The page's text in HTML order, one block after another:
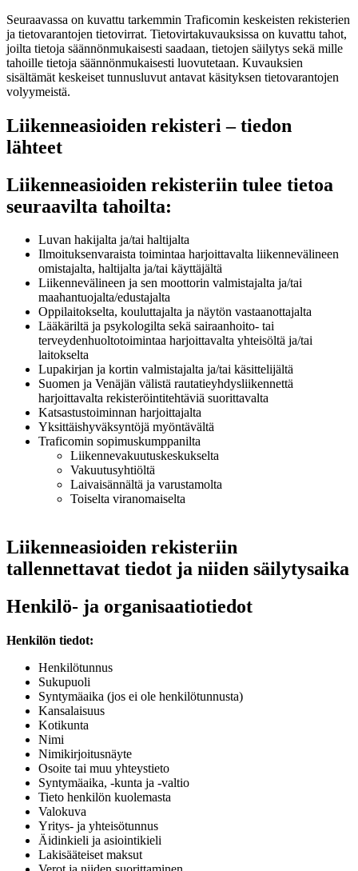
Seuraavassa on kuvattu tarkemmin Traficomin keskeisten rekisterien
ja tietovarantojen tietovirrat. Tietovirtakuvauksissa on kuvattu tahot,
joilta tietoja säännönmukaisesti saadaan, tietojen säilytys sekä mille
tahoille tietoja säännönmukaisesti luovutetaan. Kuvauksien
sisältämät keskeiset tunnusluvut antavat käsityksen tietovarantojen
volyymeistä.
Liikenneasioiden rekisteri – tiedon
lähteet
Liikenneasioiden rekisteriin tulee tietoa
seuraavilta tahoilta:
Luvan hakijalta ja/tai haltijalta
Ilmoituksenvaraista toimintaa harjoittavalta liikennevälineen
omistajalta, haltijalta ja/tai käyttäjältä
Liikennevälineen ja sen moottorin valmistajalta ja/tai
maahantuojalta/edustajalta
Oppilaitokselta, kouluttajalta ja näytön vastaanottajalta
Lääkäriltä ja psykologilta sekä sairaanhoito- tai
terveydenhuoltotoimintaa harjoittavalta yhteisöltä ja/tai
laitokselta
Lupakirjan ja kortin valmistajalta ja/tai käsittelijältä
Suomen ja Venäjän välistä rautatieyhdysliikennettä
harjoittavalta rekisteröintitehtäviä suorittavalta
Katsastustoiminnan harjoittajalta
Yksittäishyväksyntöjä myöntävältä
Traficomin sopimuskumppanilta
Liikennevakuutuskeskukselta
Vakuutusyhtiöltä
Laivaisännältä ja varustamolta
Toiselta viranomaiselta
Liikenneasioiden rekisteriin
tallennettavat tiedot ja niiden säilytysaika
Henkilö- ja organisaatiotiedot
Henkilön tiedot:
Henkilötunnus
Sukupuoli
Syntymäaika (jos ei ole henkilötunnusta)
Kansalaisuus
Kotikunta
Nimi
Nimikirjoitusnäyte
Osoite tai muu yhteystieto
Syntymäaika, -kunta ja -valtio
Tieto henkilön kuolemasta
Valokuva
Yritys- ja yhteisötunnus
Äidinkieli ja asiointikieli
Lakisääteiset maksut